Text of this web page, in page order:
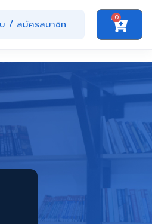
/ สมัครสมาชิก
0